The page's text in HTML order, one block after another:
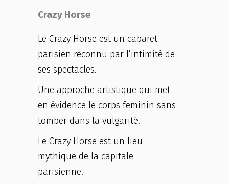
Crazy Horse
Le Crazy Horse est un cabaret
parisien reconnu par l’intimité de
ses spectacles.
Une approche artistique qui met
en évidence le corps feminin sans
tomber dans la vulgarité.
Le Crazy Horse est un lieu
mythique de la capitale
parisienne.